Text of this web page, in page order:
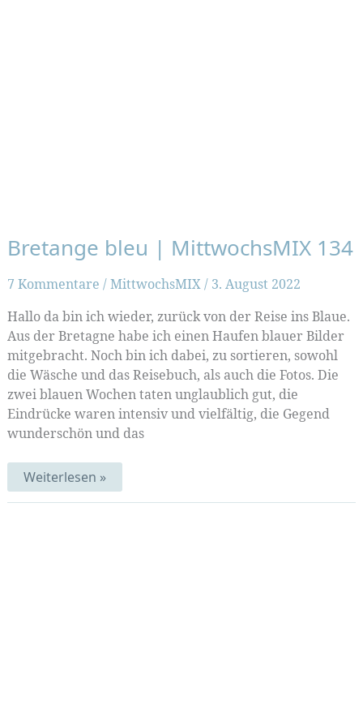
Bretange bleu | MittwochsMIX 134
7 Kommentare /MittwochsMIX/ 3. August 2022
Hallo da bin ich wieder, zurück von der Reise ins Blaue.
Aus der Bretagne habe ich einen Haufen blauer Bilder
mitgebracht. Noch bin ich dabei, zu sortieren, sowohl
die Wäsche und das Reisebuch, als auch die Fotos. Die
zwei blauen Wochen taten unglaublich gut, die
Eindrücke waren intensiv und vielfältig, die Gegend
wunderschön und das
Bretange
bleu
|
Weiterlesen »